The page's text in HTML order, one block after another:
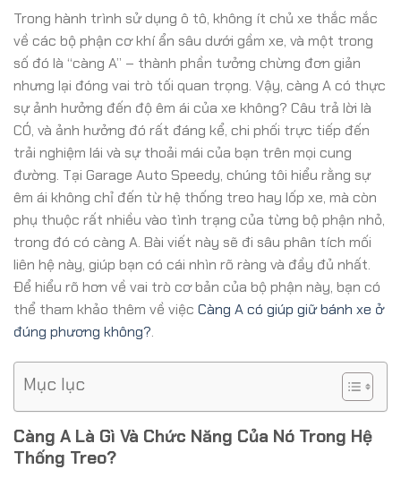
Trong hành trình sử dụng ô tô, không ít chủ xe thắc mắc
về các bộ phận cơ khí ẩn sâu dưới gầm xe, và một trong
số đó là “càng A” – thành phần tưởng chừng đơn giản
nhưng lại đóng vai trò tối quan trọng. Vậy, càng A có thực
sự ảnh hưởng đến độ êm ái của xe không? Câu trả lời là
CÓ, và ảnh hưởng đó rất đáng kể, chi phối trực tiếp đến
trải nghiệm lái và sự thoải mái của bạn trên mọi cung
đường. Tại Garage Auto Speedy, chúng tôi hiểu rằng sự
êm ái không chỉ đến từ hệ thống treo hay lốp xe, mà còn
phụ thuộc rất nhiều vào tình trạng của từng bộ phận nhỏ,
trong đó có càng A. Bài viết này sẽ đi sâu phân tích mối
liên hệ này, giúp bạn có cái nhìn rõ ràng và đầy đủ nhất.
Để hiểu rõ hơn về vai trò cơ bản của bộ phận này, bạn có
thể tham khảo thêm về việc Càng A có giúp giữ bánh xe ở
đúng phương không?.
Mục lục
Càng A Là Gì Và Chức Năng Của Nó Trong Hệ
Thống Treo?